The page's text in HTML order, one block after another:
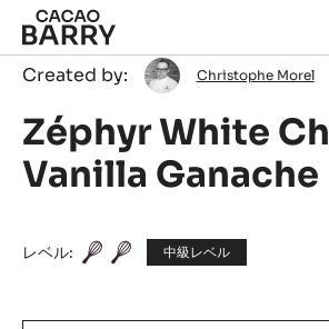
Skip to main content
Created by:
Christophe
Morel
Christophe Morel
Zéphyr White
Vanilla Ganache
レベル: 中級レベル